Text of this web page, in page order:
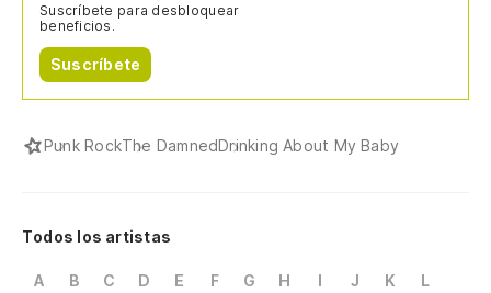
Suscríbete para desbloquear
beneficios.
Suscríbete
Punk RockThe DamnedDrinking About My Baby
Todos los artistas
A B C D E F G H I J K
L